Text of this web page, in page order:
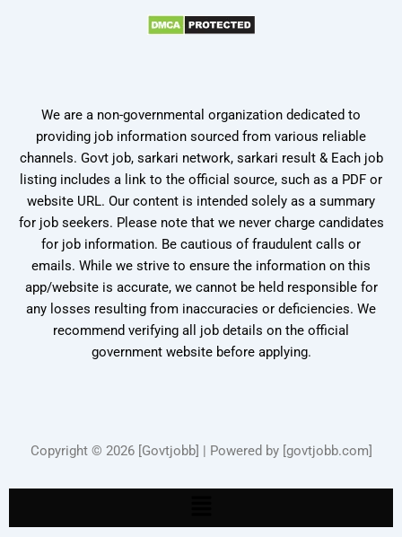
We are a non-governmental organization dedicated to
providing job information sourced from various reliable
channels. Govt job, sarkari network, sarkari result & Each job
listing includes a link to the official source, such as a PDF or
website URL. Our content is intended solely as a summary
for job seekers. Please note that we never charge candidates
for job information. Be cautious of fraudulent calls or
emails. While we strive to ensure the information on this
app/website is accurate, we cannot be held responsible for
any losses resulting from inaccuracies or deficiencies. We
recommend verifying all job details on the official
government website before applying.
Copyright © 2026 [Govtjobb] | Powered by [govtjobb.com]